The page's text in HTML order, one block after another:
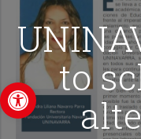
Open toolbar
UNINAVARRA back
to